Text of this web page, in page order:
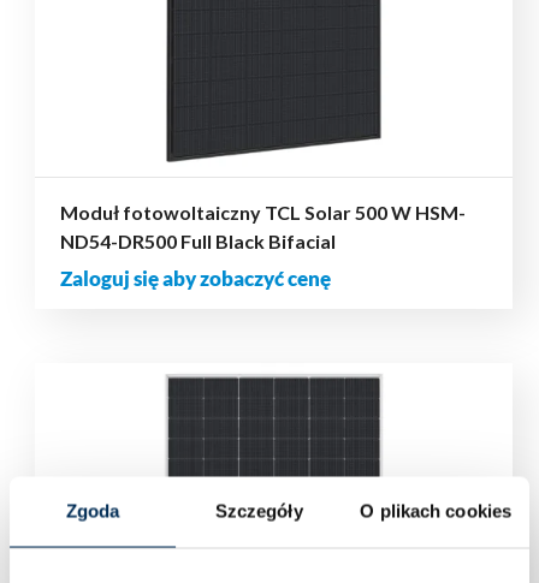
Zgoda Szczegóły O plikach cookies
Moduł fotowoltaiczny TCL Solar 500 W HSM-
ND54-DR500 Full Black Bifacial
Zaloguj się aby zobaczyć cenę